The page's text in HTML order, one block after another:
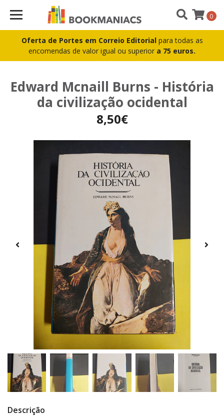
Oferta de Portes em Correio Editorial para todas as
encomendas de valor igual ou superior a 75 euros.
0
Edward Mcnaill Burns - História
da civilização ocidental
8,50€
Descrição